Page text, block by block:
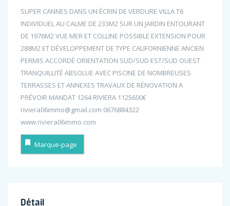
SUPER CANNES DANS UN ÉCRIN DE VERDURE VILLA T6
INDIVIDUEL AU CALME DE 233M2 SUR UN JARDIN ENTOURANT
DE 1976M2 VUE MER ET COLLINE POSSIBLE EXTENSION POUR
288M2 ET DÉVELOPPEMENT DE TYPE CALIFORNIENNE ANCIEN
PERMIS ACCORDÉ ORIENTATION SUD/SUD EST/SUD OUEST
TRANQUILLITÉ ABSOLUE AVEC PISCINE DE NOMBREUSES
TERRASSES ET ANNEXES TRAVAUX DE RÉNOVATION A
PRÉVOIR MANDAT 1264 RIVIERA 1125600€
riviera06immo@gmail.com 0676884322
www.riviera06immo.com
Marque-page
Détail